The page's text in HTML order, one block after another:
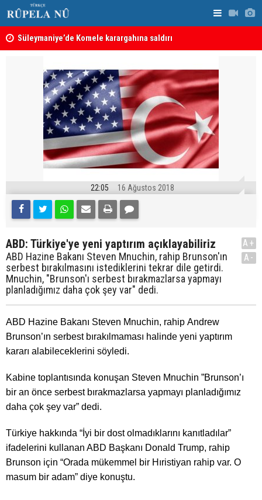
Süleymaniye’de Komele karargahına saldırı
22:05 16 Ağustos 2018
ABD: Türkiye'ye yeni yaptırım açıklayabiliriz
ABD Hazine Bakanı Steven Mnuchin, rahip Brunson'ın
serbest bırakılmasını istediklerini tekrar dile getirdi.
Mnuchin, "Brunson'ı serbest bırakmazlarsa yapmayı
planladığımız daha çok şey var" dedi.
A+
A-
ABD Hazine Bakanı Steven Mnuchin, rahip Andrew
Brunson’ın serbest bırakılmaması halinde yeni yaptırım
kararı alabileceklerini söyledi.
Kabine toplantısında konuşan Steven Mnuchin ”Brunson’ı
bir an önce serbest bırakmazlarsa yapmayı planladığımız
daha çok şey var” dedi.
Türkiye hakkında “İyi bir dost olmadıklarını kanıtladılar”
ifadelerini kullanan ABD Başkanı Donald Trump, rahip
Brunson için “Orada mükemmel bir Hıristiyan rahip var. O
masum bir adam” diye konuştu.